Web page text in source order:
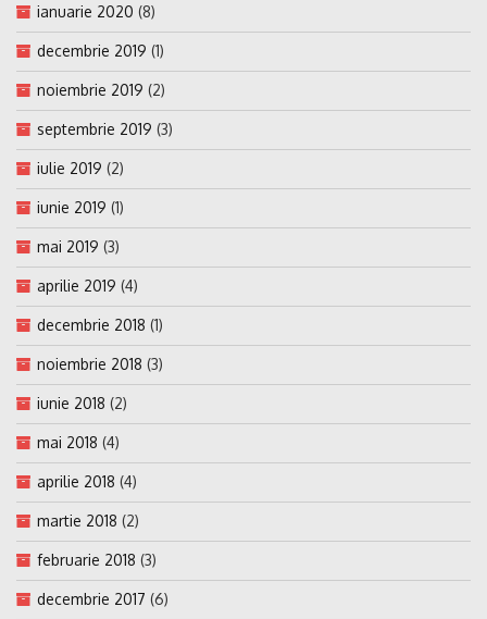
ianuarie 2020 (8)
decembrie 2019 (1)
noiembrie 2019 (2)
septembrie 2019 (3)
iulie 2019 (2)
iunie 2019 (1)
mai 2019 (3)
aprilie 2019 (4)
decembrie 2018 (1)
noiembrie 2018 (3)
iunie 2018 (2)
mai 2018 (4)
aprilie 2018 (4)
martie 2018 (2)
februarie 2018 (3)
decembrie 2017 (6)